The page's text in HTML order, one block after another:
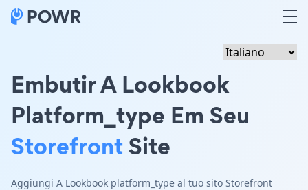
Embutir A Lookbook
Platform_type Em Seu
StorefrontSite
Aggiungi A Lookbook platform_type al tuo sito Storefront